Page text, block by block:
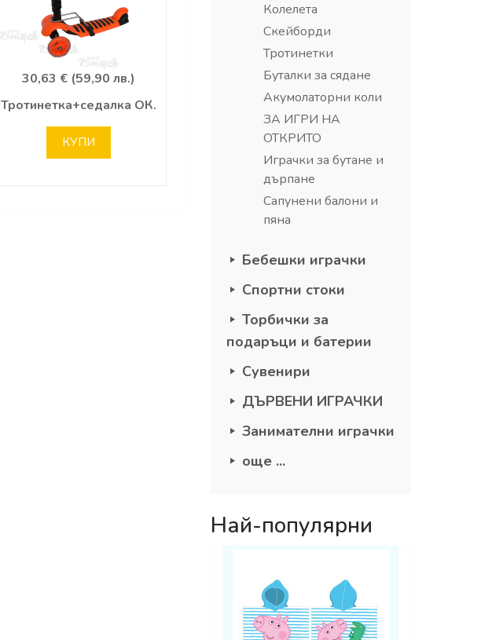
30,63 € (59,90 лв.)
Тротинетка+седалка ОК.
КУПИ
Колелета
Скейборди
Тротинетки
Буталки за сядане
Акумолаторни коли
ЗА ИГРИ НА
ОТКРИТО
Играчки за бутане и
дърпане
Сапунени балони и
пяна
Бебешки играчки
Спортни стоки
Торбички за
подаръци и батерии
Сувенири
ДЪРВЕНИ ИГРАЧКИ
Занимателни играчки
още ...
Най-популярни